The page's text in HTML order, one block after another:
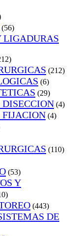
(56)
LIGADURAS
(212)
(6)
(29)
(4)
FIJACION (4)
(110)
(53)
Y
(443)
DE